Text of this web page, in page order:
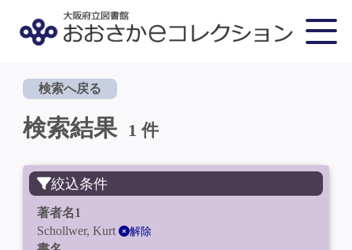
検索へ戻る
検索結果 1 件
絞込条件
著者名1
Schollwer, Kurt
解除